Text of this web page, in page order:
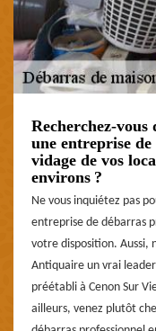
Recherchez-vous
une entreprise
vidage de vos
environs ?
Ne vous inquiétez pas
entreprise de débarras
votre disposition. Aussi,
Antiquaire un vrai
préétabli à Cenon Sur
ailleurs, venez plutôt